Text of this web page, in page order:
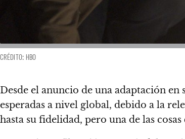
CRÉDITO: HBO
Desde el anuncio de una adaptación en
esperadas a nivel global, debido a la
hasta su fidelidad, pero una de las